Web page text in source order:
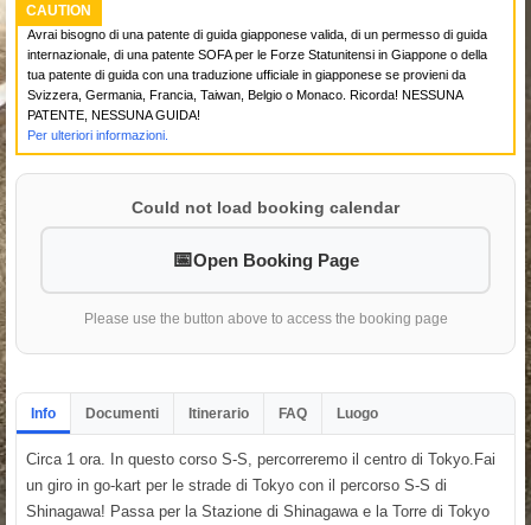
CAUTION
Avrai bisogno di una patente di guida giapponese valida, di un permesso di guida
internazionale, di una patente SOFA per le Forze Statunitensi in Giappone o della
tua patente di guida con una traduzione ufficiale in giapponese se provieni da
Svizzera, Germania, Francia, Taiwan, Belgio o Monaco. Ricorda! NESSUNA
PATENTE, NESSUNA GUIDA!
Per ulteriori informazioni.
Could not load booking calendar
Open Booking Page
Please use the button above to access the booking page
Info Documenti Itinerario FAQ Luogo
Circa 1 ora. In questo corso S-S, percorreremo il centro di Tokyo.Fai
un giro in go-kart per le strade di Tokyo con il percorso S-S di
Shinagawa! Passa per la Stazione di Shinagawa e la Torre di Tokyo